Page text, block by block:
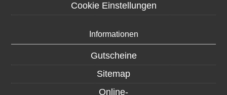
Cookie Einstellungen
Informationen
Gutscheine
Sitemap
Online-